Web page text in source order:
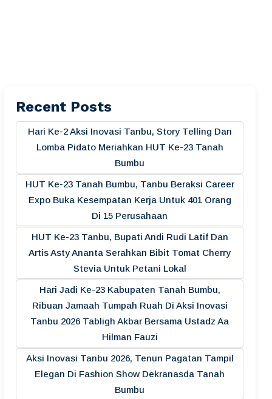
Recent Posts
Hari Ke-2 Aksi Inovasi Tanbu, Story Telling Dan
Lomba Pidato Meriahkan HUT Ke-23 Tanah
Bumbu
HUT Ke-23 Tanah Bumbu, Tanbu Beraksi Career
Expo Buka Kesempatan Kerja Untuk 401 Orang
Di 15 Perusahaan
HUT Ke-23 Tanbu, Bupati Andi Rudi Latif Dan
Artis Asty Ananta Serahkan Bibit Tomat Cherry
Stevia Untuk Petani Lokal
Hari Jadi Ke-23 Kabupaten Tanah Bumbu,
Ribuan Jamaah Tumpah Ruah Di Aksi Inovasi
Tanbu 2026 Tabligh Akbar Bersama Ustadz Aa
Hilman Fauzi
Aksi Inovasi Tanbu 2026, Tenun Pagatan Tampil
Elegan Di Fashion Show Dekranasda Tanah
Bumbu